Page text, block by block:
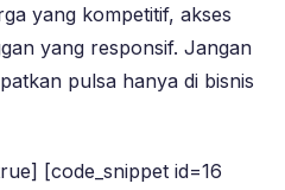
yang kompetitif, akses
yang responsif. Jangan
pulsa hanya di bisnis
[code_snippet id=16